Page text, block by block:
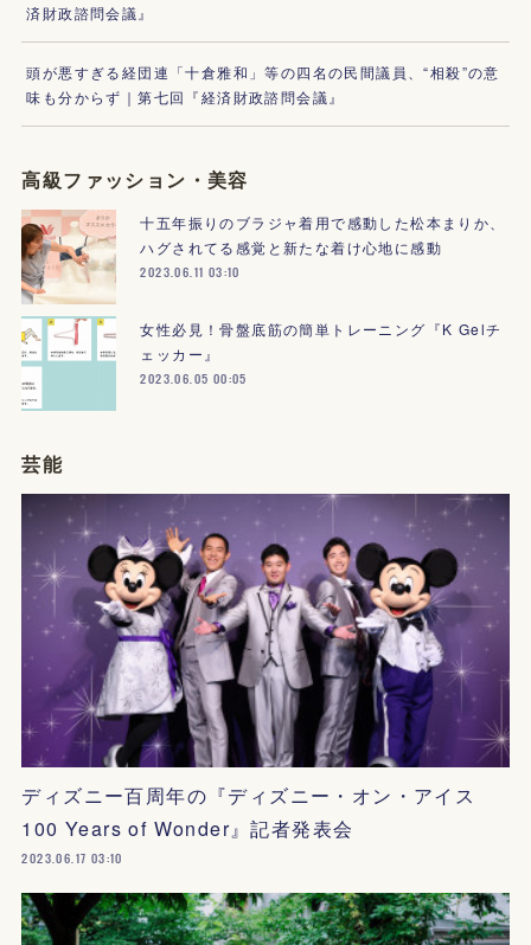
済財政諮問会議』
頭が悪すぎる経団連「十倉雅和」等の四名の民間議員、“相殺”の意
味も分からず｜第七回『経済財政諮問会議』
高級ファッション・美容
十五年振りのブラジャ着用で感動した松本まりか、
ハグされてる感覚と新たな着け心地に感動
2023.06.11 03:10
女性必見！骨盤底筋の簡単トレーニング『K Gelチ
ェッカー』
2023.06.05 00:05
芸能
ディズニー百周年の『ディズニー・オン・アイス
100 Years of Wonder』記者発表会
2023.06.17 03:10